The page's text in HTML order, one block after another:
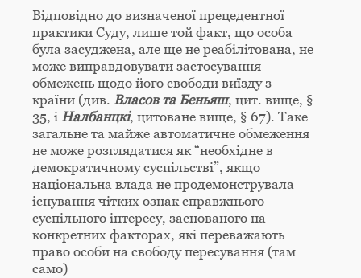
Відповідно до визначеної прецедентної
практики Суду, лише той факт, що особа
була засуджена, але ще не реабілітована, не
може виправдовувати застосування
обмежень щодо його свободи виїзду з
країни (див. Власов та Беньяш, цит. вище, §
35, і Налбанцкі, цитоване вище, § 67). Таке
загальне та майже автоматичне обмеження
не може розглядатися як “необхідне в
демократичному суспільстві”, якщо
національна влада не продемонструвала
існування чітких ознак справжнього
суспільного інтересу, заснованого на
конкретних факторах, які переважають
право особи на свободу пересування (там
само)